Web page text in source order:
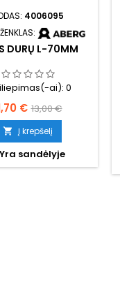
4006095
DURŲ L-70MM
ai): 0
€ Bazinė
kaina
13,00 €
 Į krepšelį
Yra sandėlyje